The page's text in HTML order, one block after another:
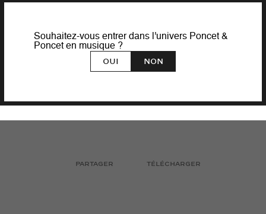
PARTAGER TÉLÉCHARGER
Souhaitez-vous entrer dans l'univers Poncet &
Poncet en musique ?
Oui Non